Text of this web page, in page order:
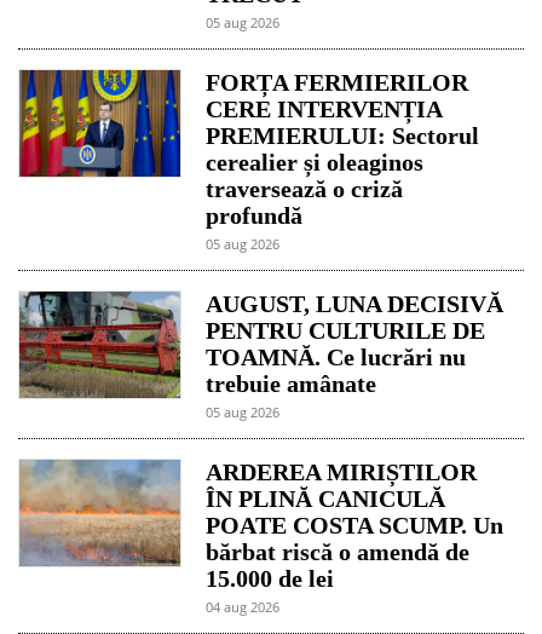
05 aug 2026
FORȚA FERMIERILOR
CERE INTERVENȚIA
PREMIERULUI: Sectorul
cerealier și oleaginos
traversează o criză
profundă
05 aug 2026
AUGUST, LUNA DECISIVĂ
PENTRU CULTURILE DE
TOAMNĂ. Ce lucrări nu
trebuie amânate
05 aug 2026
ARDEREA MIRIȘTILOR
ÎN PLINĂ CANICULĂ
POATE COSTA SCUMP. Un
bărbat riscă o amendă de
15.000 de lei
04 aug 2026